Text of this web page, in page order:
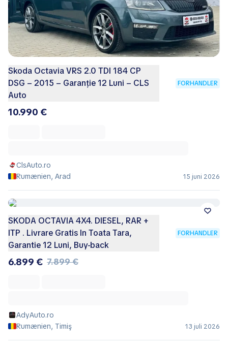
Skoda Octavia VRS 2.0 TDI 184 CP
DSG – 2015 – Garanție 12 Luni – CLS
Auto
FORHANDLER
10.990 €
ClsAuto.ro
Rumænien, Arad
15 juni 2026
SKODA OCTAVIA 4X4. DIESEL, RAR +
ITP . Livrare Gratis In Toata Tara,
Garantie 12 Luni, Buy-back
FORHANDLER
6.899 € 7.899 €
AdyAuto.ro
Rumænien, Timiş
13 juli 2026